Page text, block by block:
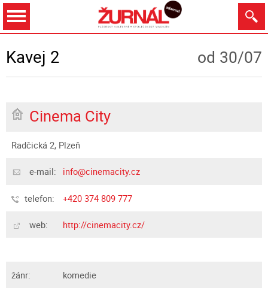
od 30/07
Kavej 2
Cinema City
Radčická 2, Plzeň
e-mail: info@cinemacity.cz
telefon: +420 374 809 777
web: http://cinemacity.cz/
žánr: komedie